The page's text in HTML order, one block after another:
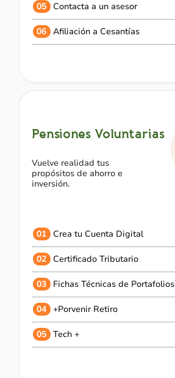
05 Contacta a un asesor
06 Afiliación a Cesantías
Pensiones Voluntarias
Vuelve realidad tus
propósitos de ahorro e
inversión.
01 Crea tu Cuenta Digital
02 Certificado Tributario
03 Fichas Técnicas de Portafolios
04 +Porvenir Retiro
05 Tech +